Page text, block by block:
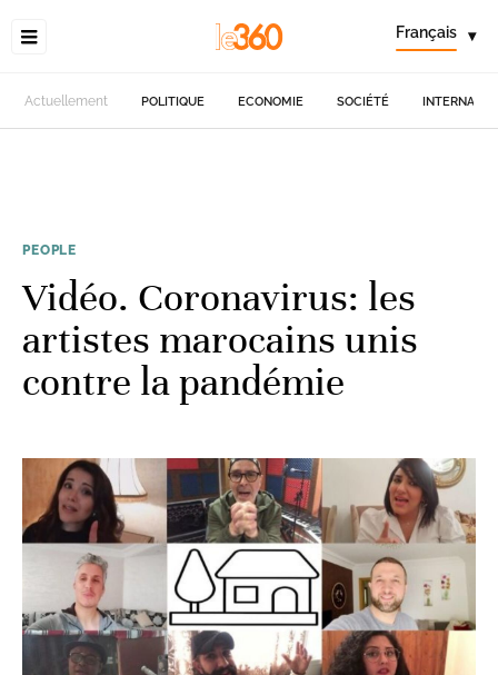
Français ▾
Actuellement POLITIQUE ECONOMIE SOCIÉTÉ
PEOPLE
Vidéo. Coronavirus: les
artistes marocains unis
contre la pandémie